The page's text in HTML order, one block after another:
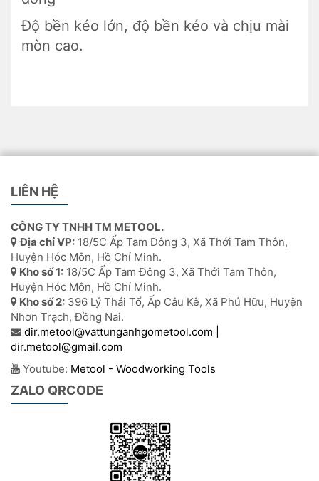
Độ bền kéo lớn, độ bền kéo và chịu mài
mòn cao.
LIÊN HỆ
CÔNG TY TNHH TM METOOL.
Địa chỉ VP: 18/5C Ấp Tam Đông 3, Xã Thới Tam Thôn,
Huyện Hóc Môn, Hồ Chí Minh.
Kho số 1: 18/5C Ấp Tam Đông 3, Xã Thới Tam Thôn,
Huyện Hóc Môn, Hồ Chí Minh.
Kho số 2: 396 Lý Thái Tổ, Ấp Câu Kê, Xã Phú Hữu, Huyện
Nhơn Trạch, Đồng Nai.
dir.metool@vattunganhgometool.com |
dir.metool@gmail.com
Youtube: Metool - Woodworking Tools
ZALO QRCODE